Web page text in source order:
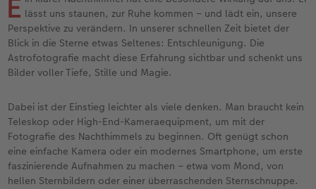
Anleitungen & Hilfe
Inspiration
im Wunschformat
Neuheiten
Digitale Grußkarte
CEWE myPhotos
CEWE myPhotos
Neuheiten
lässt uns staunen, zur Ruhe kommen – und lädt ein, unsere
Perspektive zu verändern. In unserer schnellen Zeit bietet der
Blick in die Sterne etwas Seltenes: Entschleunigung. Die
Astrofotografie macht diese Erfahrung sichtbar und schenkt uns
Bilder voller Tiefe, Stille und Magie.
Dabei ist der Einstieg leichter als viele denken. Man braucht kein
Teleskop oder High-End-Kameraequipment, um mit der
Fotografie des Nachthimmels zu beginnen. Oft genügt schon
eine einfache Kamera oder ein modernes Smartphone, um erste
faszinierende Aufnahmen zu machen – etwa vom Mond, von
hellen Sternbildern oder einer überraschenden Sternschnuppe.